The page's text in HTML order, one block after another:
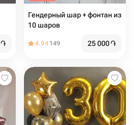
֏
Гендерный шар + фонтан из
10 шаров
4.94 149 25 000֏